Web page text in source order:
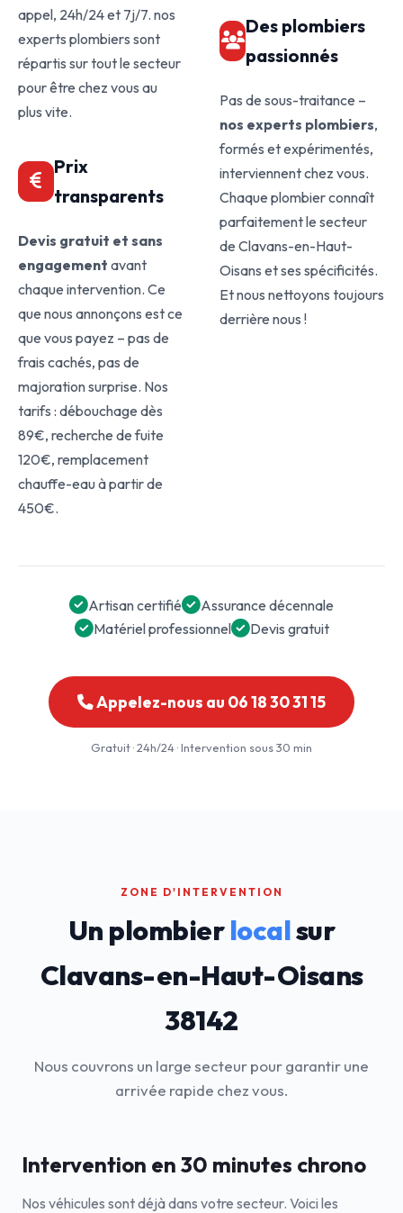
appel, 24h/24 et 7j/7. nos
experts plombiers sont
répartis sur tout le secteur
pour être chez vous au
plus vite.
Prix
transparents
Devis gratuit et sans
engagement avant
chaque intervention. Ce
que nous annonçons est ce
que vous payez – pas de
frais cachés, pas de
majoration surprise. Nos
tarifs : débouchage dès
89€, recherche de fuite
120€, remplacement
chauffe-eau à partir de
450€.
Des plombiers
passionnés
Pas de sous-traitance –
nos experts plombiers,
formés et expérimentés,
interviennent chez vous.
Chaque plombier connaît
parfaitement le secteur
de Clavans-en-Haut-
Oisans et ses spécificités.
Et nous nettoyons toujours
derrière nous !
Artisan certifié
Assurance décennale
Matériel professionnel
Devis gratuit
Appelez-nous au 06 18 30 31 15
Gratuit · 24h/24 · Intervention sous 30 min
ZONE D'INTERVENTION
Un plombierlocalsur
Clavans-en-Haut-Oisans
38142
Nous couvrons un large secteur pour garantir une
arrivée rapide chez vous.
Intervention en 30 minutes chrono
Nos véhicules sont déjà dans votre secteur. Voici les